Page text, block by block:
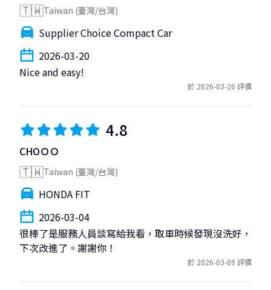
🇹🇼Taiwan (臺灣/台灣)
Supplier Choice Compact Car
2026-03-20
Nice and easy!
於 2026-03-26 評價
4.8
CHOＯＯ
🇹🇼Taiwan (臺灣/台灣)
HONDA FIT
2026-03-04
很棒了是服務人員談寫給我看，取車時候發現沒洗好，
下次改進了。謝謝你！
於 2026-03-09 評價